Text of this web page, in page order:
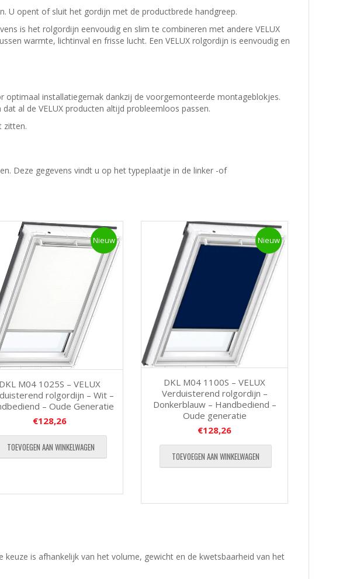
U opent of sluit het gordijn met de productbrede handgreep.
is het rolgordijn eenvoudig en slim te combineren met andere VELUX
warmte, lichtinval en frisse lucht. Een VELUX rolgordijn is eenvoudig en
optimaal installatiegemak dankzij de voorgemonteerde montageblokjes.
al de VELUX producten altijd probleemloos passen.
zitten.
Deze gegevens vindt u op het typeplaatje in de linker -of
Nieuw
DKL M04 1025S – VELUX
rolgordijn – Wit –
– Oude Generatie
€128,26
TOEVOEGEN AAN WINKELWAGEN
Nieuw
DKL M04 1100S – VELUX
Verduisterend rolgordijn –
Donkerblauw – Handbediend –
Oude generatie
€128,26
TOEVOEGEN AAN WINKELWAGEN
keuze is afhankelijk van het volume, gewicht en de kwetsbaarheid van het